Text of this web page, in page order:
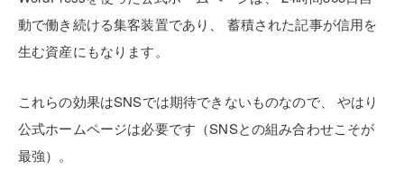
動で働き続ける集客装置であり、
蓄積された記事が信用を
生む資産にもなります。
これらの効果はSNSでは期待できないものなので、
やはり
公式ホームページは必要です（SNSとの組み合わせこそが
最強）。